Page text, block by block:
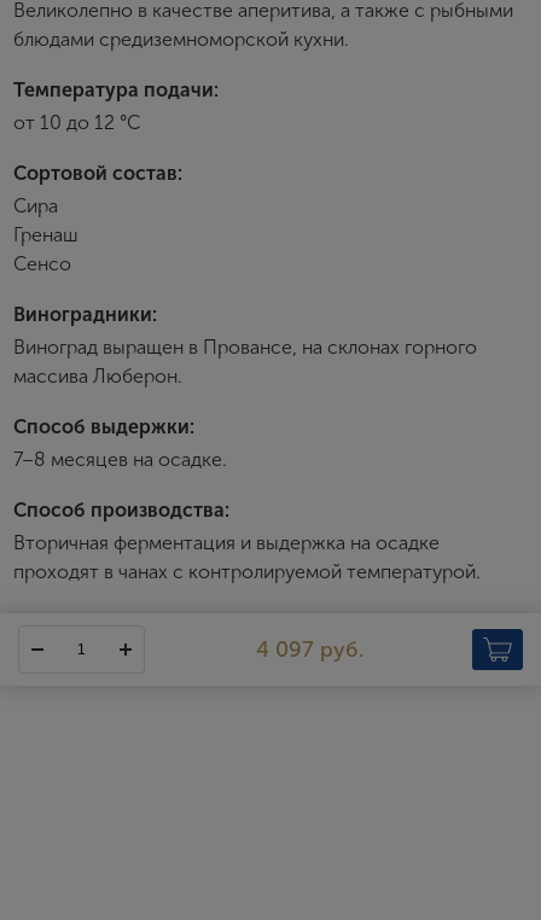
Великолепно в качестве аперитива, а также с рыбными
блюдами средиземноморской кухни.
Температура подачи:
от 10 до 12 °С
Сортовой состав:
Сира
Гренаш
Сенсо
Виноградники:
Виноград выращен в Провансе, на склонах горного
массива Люберон.
Способ выдержки:
7–8 месяцев на осадке.
Способ производства:
Вторичная ферментация и выдержка на осадке
проходят в чанах с контролируемой температурой.
4 097 руб.
Создание учетной записи
Пароль
Я согласен с условиями
Я хочу получать инфромацию об акциях и купоны со
скидкой